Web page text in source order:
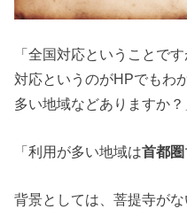
「全国対応ということで
対応というのがHPでもわ
多い地域などありますか？
「利用が多い地域は首都圏
背景としては、菩提寺が